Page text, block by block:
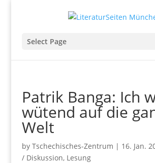
Select Page
Patrik Banga: Ich
wütend auf die
Welt
by Tschechisches-Zentrum | 16. Jan.
/ Diskussion, Lesung